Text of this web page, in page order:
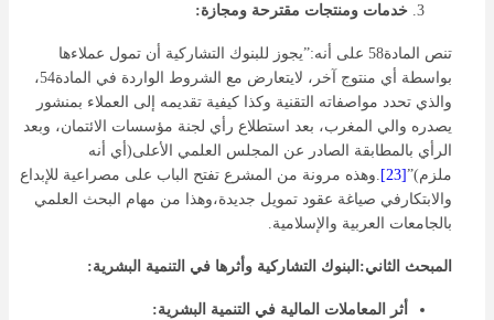
خدمات ومنتجات مقترحة ومجازة:
تنص المادة58 على أنه:”يجوز للبنوك التشاركية أن تمول عملاءها
بواسطة أي منتوج آخر، لايتعارض مع الشروط الواردة في المادة54،
والذي تحدد مواصفاته التقنية وكذا كيفية تقديمه إلى العملاء بمنشور
يصدره والي المغرب، بعد استطلاع رأي لجنة مؤسسات الائتمان، وبعد
الرأي بالمطابقة الصادر عن المجلس العلمي الأعلى(أي أنه
ملزم)”[23]
.وهذه مرونة من المشرع تفتح الباب على مصراعية للإبداع
والابتكارفي صياغة عقود تمويل جديدة،وهذا من مهام البحث العلمي
بالجامعات العربية والإسلامية.
المبحث الثاني:البنوك التشاركية وأثرها في التنمية البشرية:
أثر المعاملات المالية في التنمية البشرية: